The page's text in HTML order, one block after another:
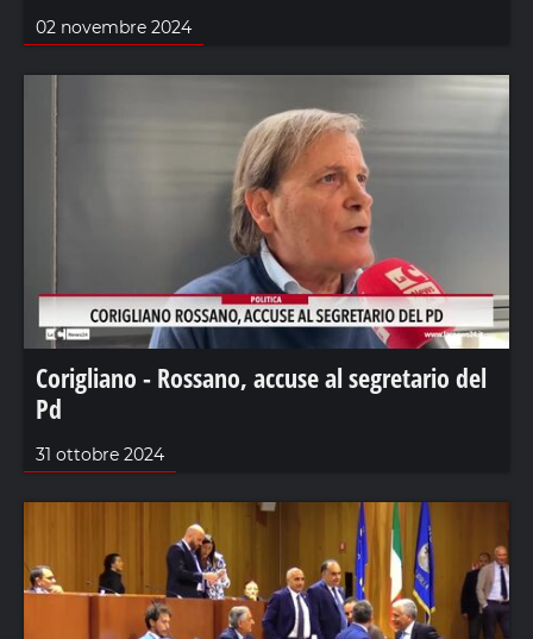
02 novembre 2024
Corigliano - Rossano, accuse al segretario del
Pd
31 ottobre 2024